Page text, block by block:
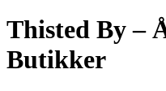
Thisted By –
Butikker